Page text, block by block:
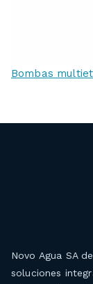
Bombas
Novo Agua SA
soluciones